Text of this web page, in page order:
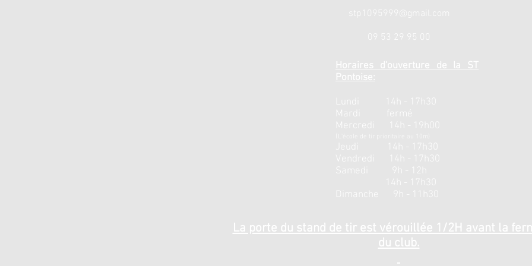
Horaires d'ouverture de la ST
Pontoise:
Lundi 14h - 17h30
Mardi fermé
Mercredi 14h - 19h00
Jeudi 14h - 17h30
Vendredi 14h - 17h30
Samedi 9h - 12h
Dimanche 9h - 11h30
La porte du stand de tir est vérouillée 1/2H avant la
du club.